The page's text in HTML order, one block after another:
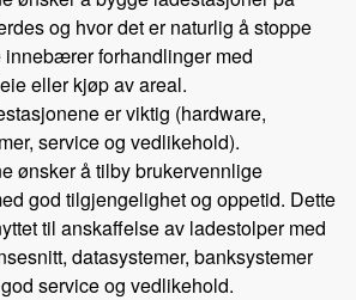
og hvor det er naturlig å stoppe
innebærer forhandlinger med
eller kjøp av areal.
er viktig (hardware,
service og vedlikehold).
ønsker å tilby brukervennlige
god tilgjengelighet og oppetid. Dette
til anskaffelse av ladestolper med
datasystemer, banksystemer
service og vedlikehold.